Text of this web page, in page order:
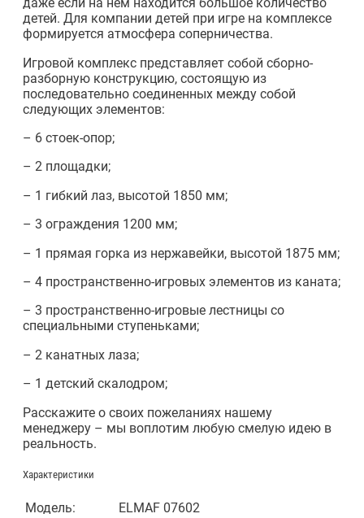
детей. Для компании детей при игре на комплексе
формируется атмосфера соперничества.
Игровой комплекс представляет собой сборно-
разборную конструкцию, состоящую из
последовательно соединенных между собой
следующих элементов:
– 6 стоек-опор;
– 2 площадки;
– 1 гибкий лаз, высотой 1850 мм;
– 3 ограждения 1200 мм;
– 1 прямая горка из нержавейки, высотой 1875 мм;
– 4 пространственно-игровых элементов из каната;
– 3 пространственно-игровые лестницы со
специальными ступеньками;
– 2 канатных лаза;
– 1 детский скалодром;
Расскажите о своих пожеланиях нашему
менеджеру – мы воплотим любую смелую идею в
реальность.
Характеристики
Модель:
ELMAF 07602